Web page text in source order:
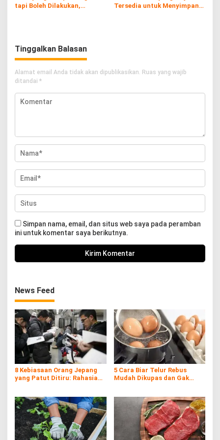
tapi Boleh Dilakukan,
Tersedia untuk Menyimpan
Tinggalkan Balasan
Alamat email Anda tidak akan dipublikasikan. Ruas yang wajib
ditandai *
Simpan nama, email, dan situs web saya pada peramban
ini untuk komentar saya berikutnya.
News Feed
8 Kebiasaan Orang Jepang
yang Patut Ditiru: Rahasia
5 Cara Biar Telur Rebus
Mudah Dikupas dan Gak